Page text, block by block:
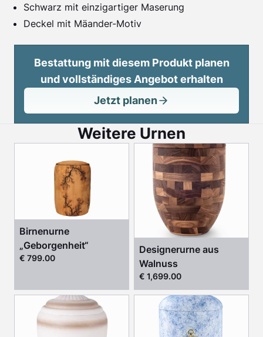
Schwarz mit einzigartiger Maserung
Deckel mit Mäander-Motiv
Bestattung mit diesem Produkt planen
und vollständiges Angebot erhalten
Jetzt planen
Weitere Urnen
Birnenurne
„Geborgenheit“
€ 799.00
Designerurne aus
Walnuss
€ 1,699.00